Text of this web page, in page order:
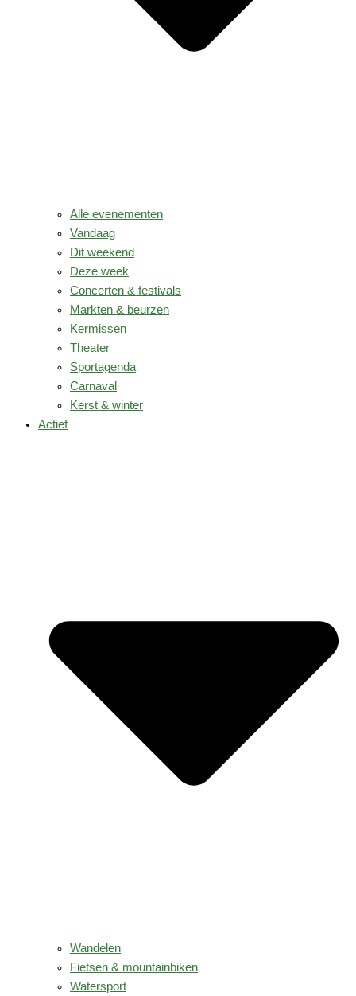
Alle evenementen
Vandaag
Dit weekend
Deze week
Concerten & festivals
Markten & beurzen
Kermissen
Theater
Sportagenda
Carnaval
Kerst & winter
Actief
Wandelen
Fietsen & mountainbiken
Watersport